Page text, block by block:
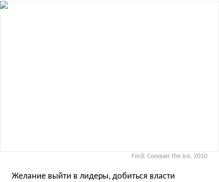
Ford: Conquer the ice, 2010
Желание выйти в лидеры, добиться власти